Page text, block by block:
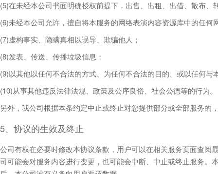
(5)在未经本公司书面明确授权前提下，出售、出租、出借、散布
(6)未经本公司允许，擅自将本服务的网络表演内容资源库中的任
(7)虚构事实、隐瞒真相以误导、欺骗他人；
(8)发表、传送、传播垃圾信息；
(9)以其他以任何不合法的方式、为任何不合法的目的、或以任何与
(10)从事其他违反法律法规、政策及公序良俗、社会公德等的行为。
另外，我公司根据本条约定中止或终止对您提供部分或全部服务的
5、协议的生效及终止
公司有权在必要时修改本协议条款，用户可以在相关服务页面查
司可能会对服务内容进行变更，也可能会中断、中止或终止服务